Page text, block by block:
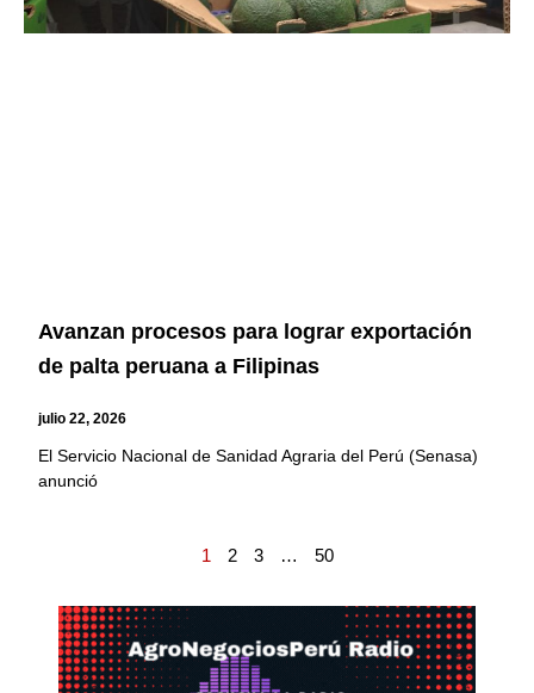
Avanzan procesos para lograr exportación
de palta peruana a Filipinas
julio 22, 2026
El Servicio Nacional de Sanidad Agraria del Perú (Senasa)
anunció
1 2 3 … 50